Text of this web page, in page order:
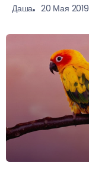
Даша 20 Мая 2019